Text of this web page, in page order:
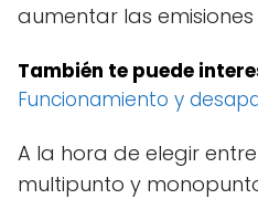
aumentar las
También te puede
Funcionamiento y
A la hora de elegir
multipunto y